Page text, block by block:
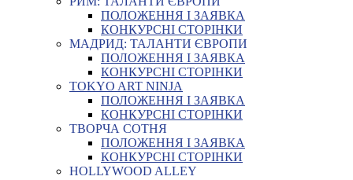
ПОЛОЖЕННЯ І ЗАЯВКА
КОНКУРСНІ СТОРІНКИ
МАДРИД: ТАЛАНТИ ЄВРОПИ
ПОЛОЖЕННЯ І ЗАЯВКА
КОНКУРСНІ СТОРІНКИ
TOKYO ART NINJA
ПОЛОЖЕННЯ І ЗАЯВКА
КОНКУРСНІ СТОРІНКИ
ТВОРЧА СОТНЯ
ПОЛОЖЕННЯ І ЗАЯВКА
КОНКУРСНІ СТОРІНКИ
HOLLYWOOD ALLEY